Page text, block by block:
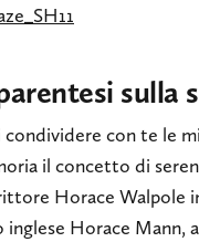
sulla
condividere con te le
il concetto di
Horace Walpole
inglese Horace Mann,